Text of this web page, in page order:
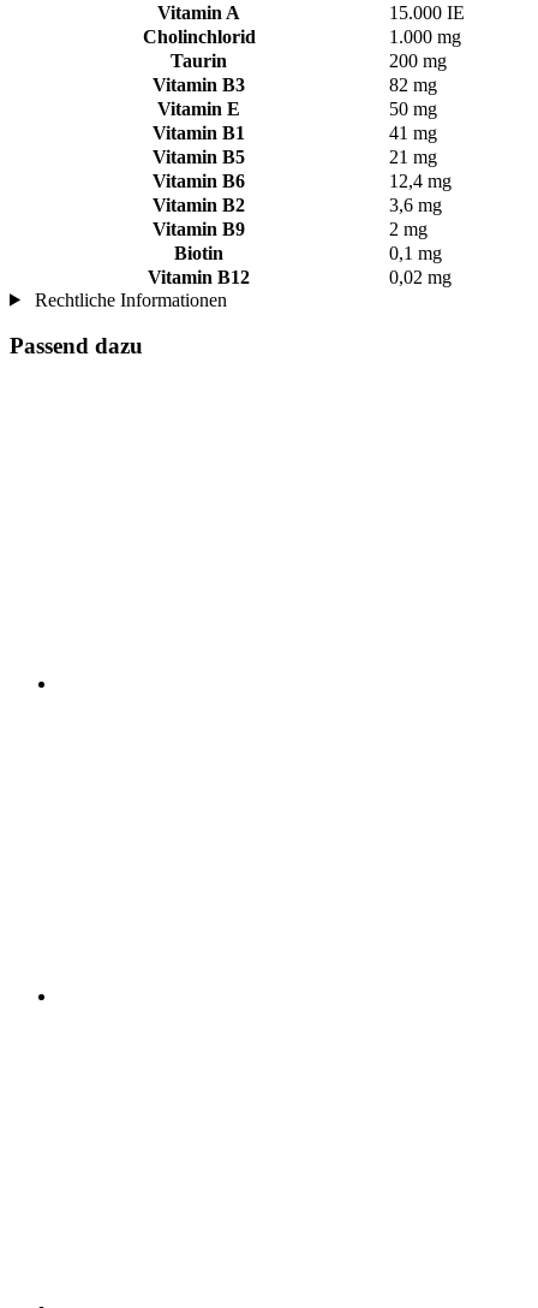
Vitamin A
15.000 IE
Cholinchlorid
1.000 mg
Taurin
200 mg
Vitamin B3
82 mg
Vitamin E
50 mg
Vitamin B1
41 mg
Vitamin B5
21 mg
Vitamin B6
12,4 mg
Vitamin B2
3,6 mg
Vitamin B9
2 mg
Biotin
0,1 mg
Vitamin B12
0,02 mg
Rechtliche Informationen
Passend dazu